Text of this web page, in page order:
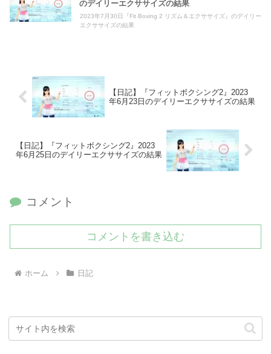
のデイリーエクササイズの結果
2023年7月30日『Fit Boxing 2 リズム＆エクササイズ』のデイリー
エクササイズの結果
【日記】『フィットボクシング2』2023
年6月23日のデイリーエクササイズの結果
【日記】『フィットボクシング2』2023
年6月25日のデイリーエクササイズの結果
コメント
コメントを書き込む
ホーム 日記